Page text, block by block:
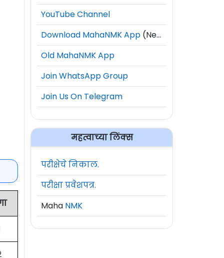
YouTube Channel
Download MahaNMK App (New)
Old MahaNMK App
Join WhatsApp Group
Join Us On Telegram
महत्वाच्या लिंक्स
परीक्षेचे निकाल.
परीक्षा प्रवेशपत्र.
Maha NMK